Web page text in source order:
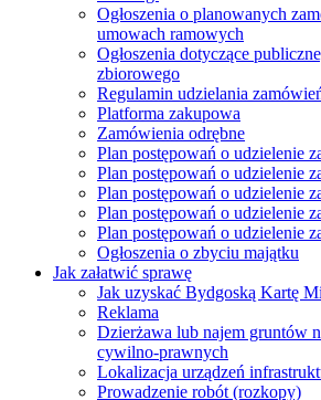
Ogłoszenia o planowanych
umowach ramowych
Ogłoszenia dotyczące
zbiorowego
Regulamin udzielania
Platforma zakupowa
Zamówienia odrębne
Plan postępowań o udzielenie
Plan postępowań o udzielenie
Plan postępowań o udzielenie
Plan postępowań o udzielenie
Plan postępowań o udzielenie
Ogłoszenia o zbyciu majątku
Jak załatwić sprawę
Jak uzyskać Bydgoską Kartę
Reklama
Dzierżawa lub najem gruntów
cywilno-prawnych
Lokalizacja urządzeń
Prowadzenie robót (rozkopy)